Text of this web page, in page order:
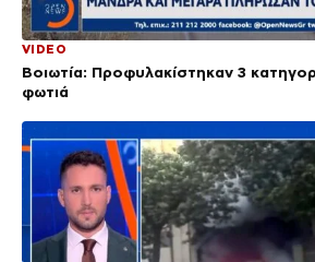
VIDEO
Βοιωτία: Προφυλακίστηκαν 3
φωτιά